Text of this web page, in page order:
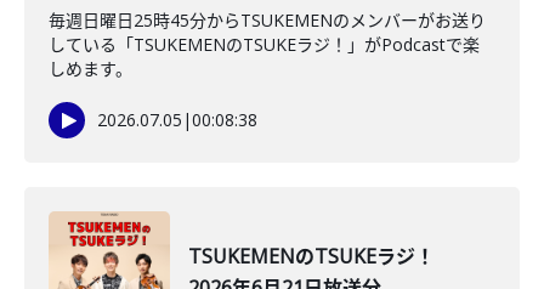
毎週日曜日25時45分からTSUKEMENのメンバーがお送り
している「TSUKEMENのTSUKEラジ！」がPodcastで楽
しめます。
2026.07.05 |00:08:38
TSUKEMENのTSUKEラジ！